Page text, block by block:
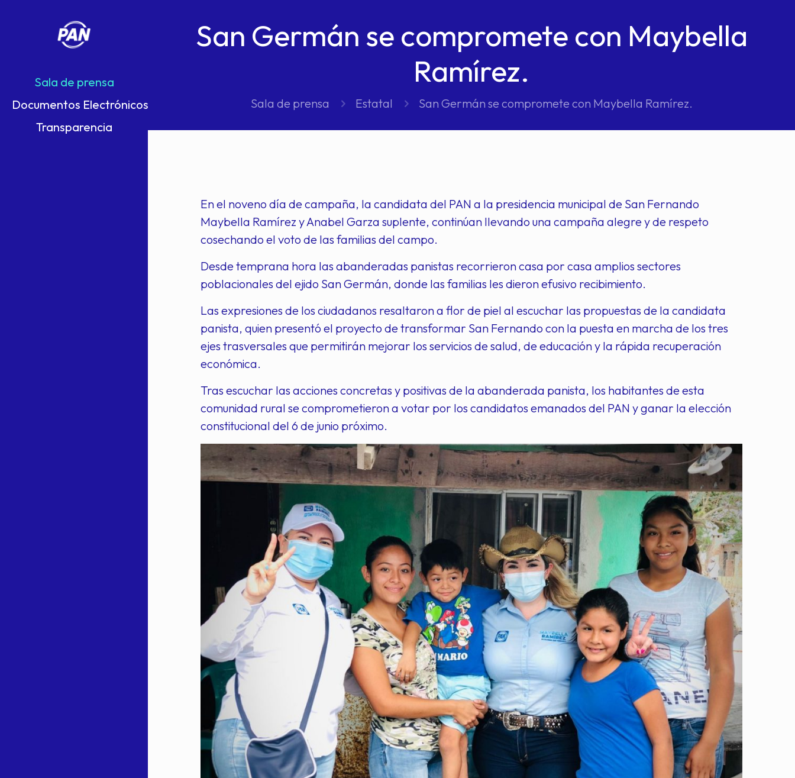
Sala de prensa
Documentos Electrónicos
Transparencia
San Germán se compromete con Maybella
Ramírez.
Sala de prensa Estatal San Germán se compromete con Maybella Ramírez.
En el noveno día de campaña, la candidata del PAN a la presidencia municipal de San Fernando
Maybella Ramírez y Anabel Garza suplente, continúan llevando una campaña alegre y de respeto
cosechando el voto de las familias del campo.
Desde temprana hora las abanderadas panistas recorrieron casa por casa amplios sectores
poblacionales del ejido San Germán, donde las familias les dieron efusivo recibimiento.
Las expresiones de los ciudadanos resaltaron a flor de piel al escuchar las propuestas de la candidata
panista, quien presentó el proyecto de transformar San Fernando con la puesta en marcha de los tres
ejes trasversales que permitirán mejorar los servicios de salud, de educación y la rápida recuperación
económica.
Tras escuchar las acciones concretas y positivas de la abanderada panista, los habitantes de esta
comunidad rural se comprometieron a votar por los candidatos emanados del PAN y ganar la elección
constitucional del 6 de junio próximo.